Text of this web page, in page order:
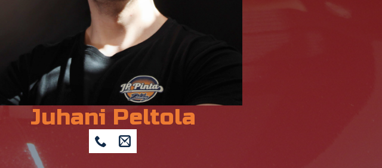
Juhani Peltola